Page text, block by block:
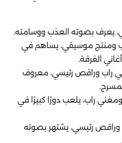
يعرف بصوته العذب ووسامته.
ومنتج موسيقي، يساهم في
الفرقة.
راب وراقص رئيسي، معروف
راب، يلعب دورًا كبيرًا في
رئيسي، يشتهر بصوته